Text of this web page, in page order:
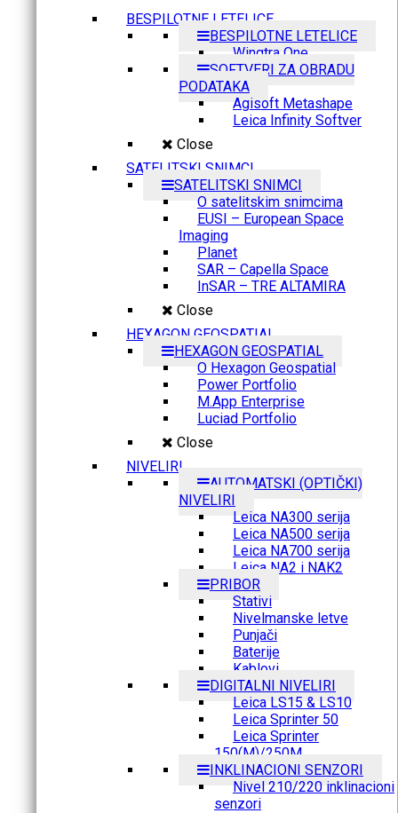
BESPILOTNE LETELICE
BESPILOTNE LETELICE
Wingtra One
SOFTVERI ZA OBRADU
PODATAKA
Agisoft Metashape
Leica Infinity Softver
Close
SATELITSKI SNIMCI
SATELITSKI SNIMCI
O satelitskim snimcima
EUSI – European Space
Imaging
Planet
SAR – Capella Space
InSAR – TRE ALTAMIRA
Close
HEXAGON GEOSPATIAL
HEXAGON GEOSPATIAL
O Hexagon Geospatial
Power Portfolio
M.App Enterprise
Luciad Portfolio
Close
NIVELIRI
AUTOMATSKI (OPTIČKI)
NIVELIRI
Leica NA300 serija
Leica NA500 serija
Leica NA700 serija
Leica NA2 i NAK2
PRIBOR
Stativi
Nivelmanske letve
Punjači
Baterije
Kablovi
DIGITALNI NIVELIRI
Leica LS15 & LS10
Leica Sprinter 50
Leica Sprinter
150(M)/250M
INKLINACIONI SENZORI
Nivel 210/220 inklinacioni
senzori